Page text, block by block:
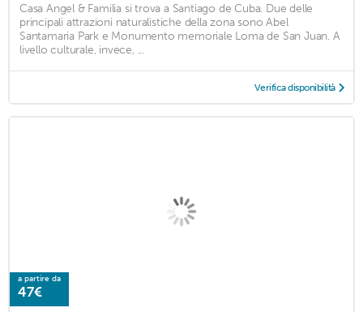
Casa Angel & Familia si trova a Santiago de Cuba. Due delle
principali attrazioni naturalistiche della zona sono Abel
Santamaria Park e Monumento memoriale Loma de San Juan. A
livello culturale, invece, ...
Verifica disponibilità
a partire da
47€